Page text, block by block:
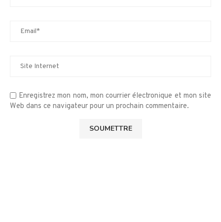
Enregistrez mon nom, mon courrier électronique et mon site
Web dans ce navigateur pour un prochain commentaire.